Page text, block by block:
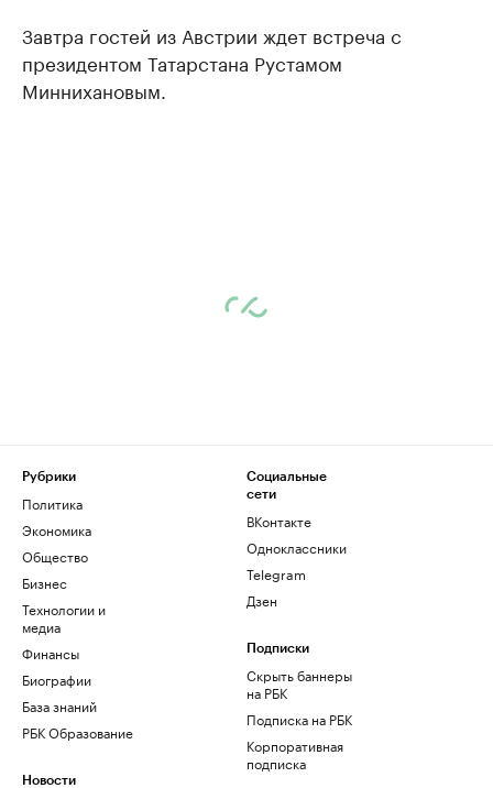
Завтра гостей из Австрии ждет встреча с
президентом Татарстана Рустамом
Миннихановым.
Рубрики
Политика
Экономика
Общество
Бизнес
Технологии и
медиа
Финансы
Биографии
База знаний
РБК Образование
Новости
Социальные
сети
ВКонтакте
Одноклассники
Telegram
Дзен
Подписки
Скрыть баннеры
на РБК
Подписка на РБК
Корпоративная
подписка